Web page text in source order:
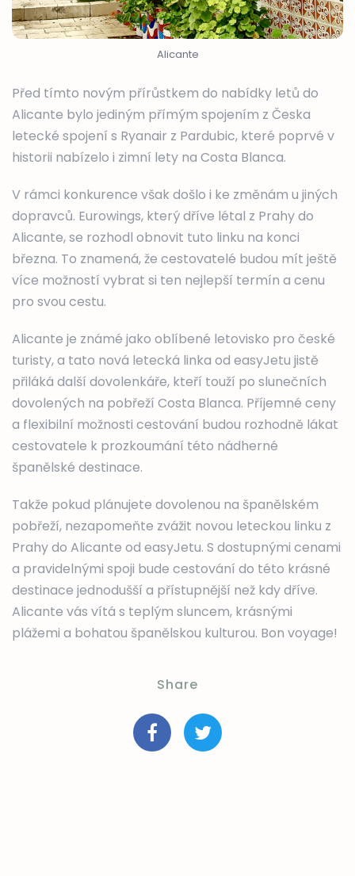
Alicante
Před tímto novým přírůstkem do nabídky letů do
Alicante bylo jediným přímým spojením z Česka
letecké spojení s Ryanair z Pardubic, které poprvé v
historii nabízelo i zimní lety na Costa Blanca.
V rámci konkurence však došlo i ke změnám u jiných
dopravců. Eurowings, který dříve létal z Prahy do
Alicante, se rozhodl obnovit tuto linku na konci
března. To znamená, že cestovatelé budou mít ještě
více možností vybrat si ten nejlepší termín a cenu
pro svou cestu.
Alicante je známé jako oblíbené letovisko pro české
turisty, a tato nová letecká linka od easyJetu jistě
přiláká další dovolenkáře, kteří touží po slunečních
dovolených na pobřeží Costa Blanca. Příjemné ceny
a flexibilní možnosti cestování budou rozhodně lákat
cestovatele k prozkoumání této nádherné
španělské destinace.
Takže pokud plánujete dovolenou na španělském
pobřeží, nezapomeňte zvážit novou leteckou linku z
Prahy do Alicante od easyJetu. S dostupnými cenami
a pravidelnými spoji bude cestování do této krásné
destinace jednodušší a přístupnější než kdy dříve.
Alicante vás vítá s teplým sluncem, krásnými
plážemi a bohatou španělskou kulturou. Bon voyage!
Share